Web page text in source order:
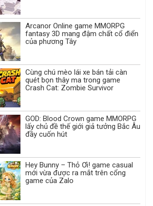
Arcanor Online game MMORPG
fantasy 3D mang đậm chất cổ điển
của phương Tây
Cùng chú mèo lái xe bán tải càn
quét bọn thây ma trong game
Crash Cat: Zombie Survivor
GOD: Blood Crown game MMORPG
lấy chủ đề thế giới giả tưởng Bắc Âu
đầy cuốn hút
Hey Bunny – Thỏ Ơi! game casual
mới vừa được ra mắt trên cổng
game của Zalo